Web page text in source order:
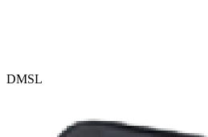
DMSL